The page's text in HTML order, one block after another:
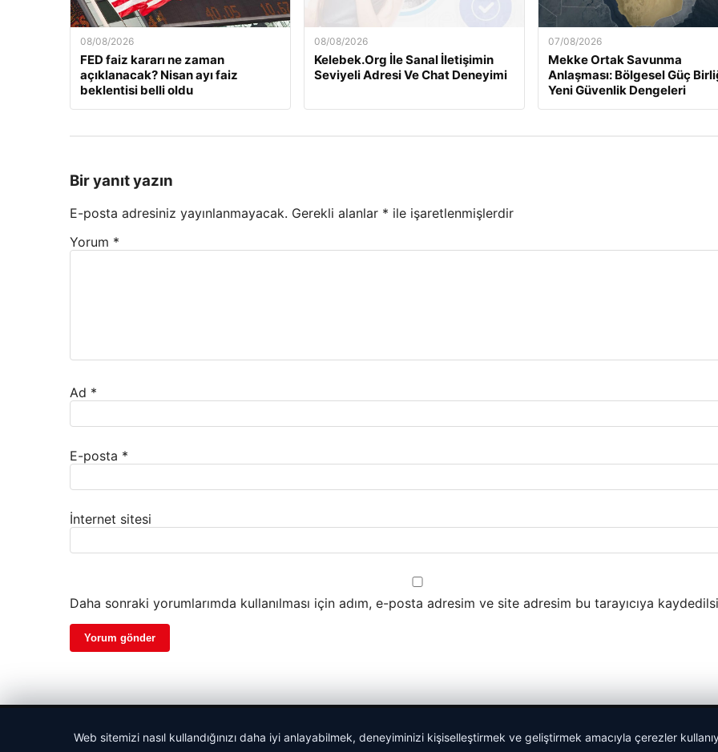
08/08/2026
FED faiz kararı ne zaman
açıklanacak? Nisan ayı faiz
beklentisi belli oldu
08/08/2026
Kelebek.Org İle Sanal İletişimin
Seviyeli Adresi Ve Chat Deneyimi
07/08/2026
Mekke Ortak Savunma
Anlaşması: Bölgesel Güç
Yeni Güvenlik Dengeleri
Bir yanıt yazın
E-posta adresiniz yayınlanmayacak. Gerekli alanlar * ile işaretlenmişlerdir
Yorum *
Ad *
E-posta *
İnternet sitesi
Daha sonraki yorumlarımda kullanılması için adım, e-posta adresim ve site adresim bu tarayıcıya
Web sitemizi nasıl kullandığınızı daha iyi anlayabilmek, deneyiminizi kişiselleştirmek ve geliştirmek amacıyla çerezler